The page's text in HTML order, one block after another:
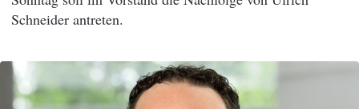
Schneider antreten.